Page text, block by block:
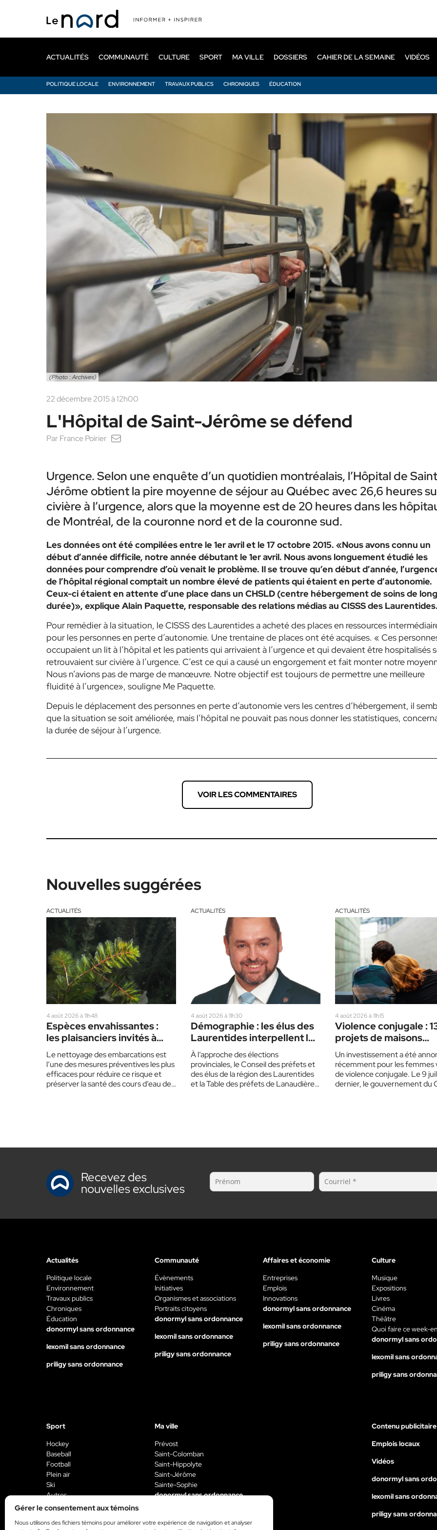
Gérer le consentement aux témoins
Nous utilisons des fichiers témoins pour améliorer votre expérience de navigation et analyser
principal
ACTUALITÉS
POLITIQUE LOCALE ENVIRONNEMENT TRAVAUX PUBLICS CHRONIQUES ÉDUCATION
COMMUNAUTÉ CULTURE SPORT MA VILLE DOSSIERS CAHIER DE LA SEMAINE VIDÉOS
(Photo : Archives)
22 décembre 2015 à 12h00
L'Hôpital de Saint-Jérôme se défend
Par France Poirier
Urgence. Selon une enquête d’un quotidien montréalais, l’Hôpital de
Jérôme obtient la pire moyenne de séjour au Québec avec 26,6 heures
civière à l’urgence, alors que la moyenne est de 20 heures dans les
de Montréal, de la couronne nord et de la couronne sud.
Les données ont été compilées entre le 1er avril et le 17 octobre 2015. «Nous avons connu un
début d’année difficile, notre année débutant le 1er avril. Nous avons longuement étudié les
données pour comprendre d’où venait le problème. Il se trouve qu’en début d’année,
de l’hôpital régional comptait un nombre élevé de patients qui étaient en perte d’autonomie.
Ceux-ci étaient en attente d’une place dans un CHSLD (centre hébergement de soins de
durée)», explique Alain Paquette, responsable des relations médias au CISSS des Laurentides.
Pour remédier à la situation, le CISSS des Laurentides a acheté des places en ressources
pour les personnes en perte d’autonomie. Une trentaine de places ont été acquises. « Ces
occupaient un lit à l’hôpital et les patients qui arrivaient à l’urgence et qui devaient être hospitalisés
retrouvaient sur civière à l’urgence. C’est ce qui a causé un engorgement et fait monter notre
Nous n’avions pas de marge de manœuvre. Notre objectif est toujours de permettre une meilleure
fluidité à l’urgence», souligne Me Paquette.
Depuis le déplacement des personnes en perte d’autonomie vers les centres d’hébergement, il
que la situation se soit améliorée, mais l’hôpital ne pouvait pas nous donner les statistiques,
la durée de séjour à l’urgence.
VOIR LES COMMENTAIRES
Nouvelles suggérées
ACTUALITÉS
4 août 2026 à 11h48
Espèces envahissantes :
les plaisanciers invités à
redoubler de prudence cet
été
Le nettoyage des embarcations est
l’une des mesures préventives les plus
efficaces pour réduire ce risque et
préserver la santé des cours d’eau des
ACTUALITÉS
4 août 2026 à 11h30
Démographie : les élus des
Laurentides interpellent les
partis politiques
À l’approche des élections
provinciales, le Conseil des préfets et
des élus de la région des Laurentides
et la Table des préfets de Lanaudière
ACTUALITÉS
4 août 2026 à 11h15
Violence conjugale :
projets de maisons
d’hébergement, dont 2
dans les Laurentides
Un investissement a été
récemment pour les femmes
de violence conjugale. Le 9
dernier, le gouvernement du
Recevez des
nouvelles exclusives
Actualités
Politique locale
Environnement
Travaux publics
Chroniques
Éducation
donormyl sans ordonnance
lexomil sans ordonnance
priligy sans ordonnance
Communauté
Évènements
Initiatives
Organismes et associations
Portraits citoyens
donormyl sans ordonnance
lexomil sans ordonnance
priligy sans ordonnance
Affaires et économie
Entreprises
Emplois
Innovations
donormyl sans ordonnance
lexomil sans ordonnance
priligy sans ordonnance
Culture
Musique
Expositions
Livres
Cinéma
Théâtre
Quoi faire ce week-
donormyl sans
lexomil sans
priligy sans
Sport
Hockey
Baseball
Football
Plein air
Ski
Autres
donormyl sans ordonnance
lexomil sans ordonnance
Ma ville
Prévost
Saint-Colomban
Saint-Hippolyte
Saint-Jérôme
Sainte-Sophie
donormyl sans ordonnance
Contenu publicitaire
Emplois locaux
Vidéos
donormyl sans
lexomil sans
priligy sans